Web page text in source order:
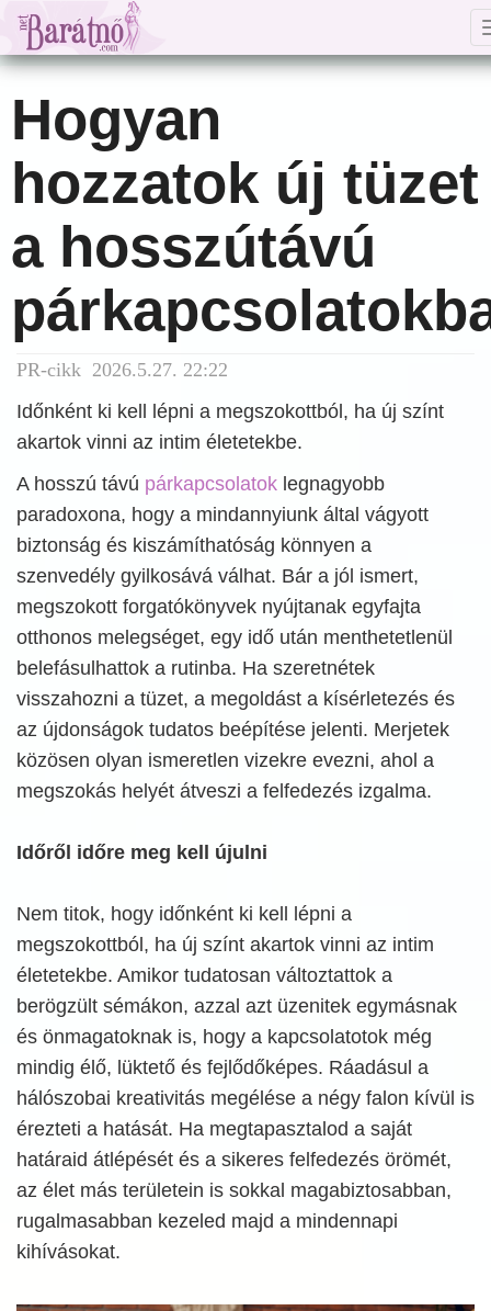
Hogyan
hozzatok új tüzet
a hosszútávú
PR-cikk 2026.5.27. 22:22
Időnként ki kell lépni a megszokottból, ha új színt
akartok vinni az intim életetekbe.
A hosszú távú párkapcsolatok legnagyobb
paradoxona, hogy a mindannyiunk által vágyott
biztonság és kiszámíthatóság könnyen a
szenvedély gyilkosává válhat. Bár a jól ismert,
megszokott forgatókönyvek nyújtanak egyfajta
otthonos melegséget, egy idő után menthetetlenül
belefásulhattok a rutinba. Ha szeretnétek
visszahozni a tüzet, a megoldást a kísérletezés és
az újdonságok tudatos beépítése jelenti. Merjetek
közösen olyan ismeretlen vizekre evezni, ahol a
megszokás helyét átveszi a felfedezés izgalma.
Időről időre meg kell újulni
Nem titok, hogy időnként ki kell lépni a
megszokottból, ha új színt akartok vinni az intim
életetekbe. Amikor tudatosan változtattok a
berögzült sémákon, azzal azt üzenitek egymásnak
és önmagatoknak is, hogy a kapcsolatotok még
mindig élő, lüktető és fejlődőképes. Ráadásul a
hálószobai kreativitás megélése a négy falon kívül is
érezteti a hatását. Ha megtapasztalod a saját
határaid átlépését és a sikeres felfedezés örömét,
az élet más területein is sokkal magabiztosabban,
rugalmasabban kezeled majd a mindennapi
kihívásokat.